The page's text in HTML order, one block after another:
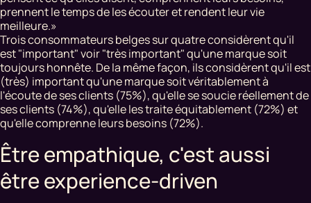
prennent le temps de les écouter et rendent leur vie
meilleure.»
Trois consommateurs belges sur quatre considèrent qu'il
est "important" voir "très important" qu'une marque soit
toujours honnête. De la même façon, ils considèrent qu'il est
(très) important qu'une marque soit véritablement à
l'écoute de ses clients (75%), qu'elle se soucie réellement de
ses clients (74%), qu'elle les traite équitablement (72%) et
qu'elle comprenne leurs besoins (72%).
Être empathique, c'est aussi
être experience-driven